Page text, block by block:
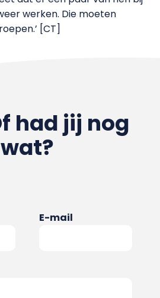
werken. Die moeten
[CT]
had jij nog
wat?
E-mail